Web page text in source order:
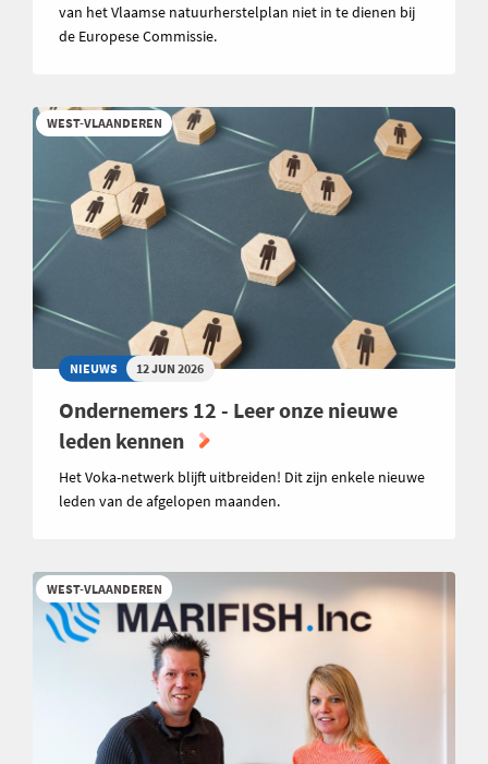
van het Vlaamse natuurherstelplan niet in te dienen bij
de Europese Commissie.
WEST-VLAANDEREN
NIEUWS 12 JUN 2026
Ondernemers 12 - Leer onze nieuwe
leden kennen
Het Voka-netwerk blijft uitbreiden! Dit zijn enkele nieuwe
leden van de afgelopen maanden.
WEST-VLAANDEREN